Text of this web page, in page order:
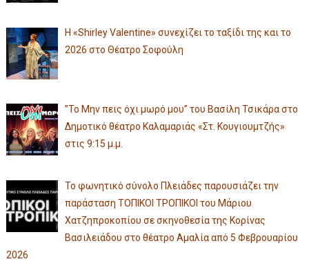
Η «Shirley Valentine» συνεχίζει το ταξίδι της και το
2026 στο Θέατρο Σοφούλη
”Το Μην πεις όχι μωρό μου” του Βασίλη Τσικάρα στο
Δημοτικό θέατρο Καλαμαριάς «Στ. Κουγιουμτζής»
στις 9:15 μ.μ.
Το φωνητικό σύνολο Πλειάδες παρουσιάζει την
παράσταση ΤΟΠΙΚΟΙ ΤΡΟΠΙΚΟΙ του Μάριου
Χατζηπροκοπίου σε σκηνοθεσία της Κορίνας
Βασιλειάδου στο θέατρο Αμαλία από 5 Φεβρουαρίου
2026